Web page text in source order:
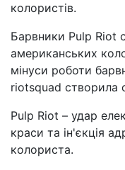
колористів.
Барвники Pulp Riot
американських
мінуси роботи
riotsquad створила
Pulp Riot – удар
краси та ін'єкція
колориста.